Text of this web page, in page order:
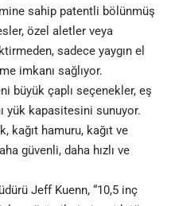
sahip patentli bölünmüş
özel aletler veya
sadece yaygın el
imkanı sağlıyor.
büyük çaplı seçenekler, eş
yük kapasitesini sunuyor.
kağıt hamuru, kağıt ve
güvenli, daha hızlı ve
Jeff Kuenn, “10,5 inç